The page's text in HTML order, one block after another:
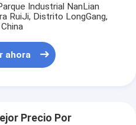
Industrial NanLian
RuiJi, Distrito LongGang,
ahora
Precio Por